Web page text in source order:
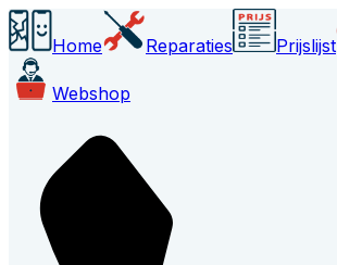
Home Reparaties Prijslijst
Webshop